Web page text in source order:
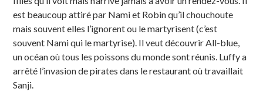
est beaucoup attiré par Nami et Robin qu’il chouchoute
mais souvent elles l’ignorent ou le martyrisent (c’est
souvent Nami qui le martyrise). Il veut découvrir All-blue,
un océan où tous les poissons du monde sont réunis. Luffy a
arrêté l’invasion de pirates dans le restaurant où travaillait
Sanji.